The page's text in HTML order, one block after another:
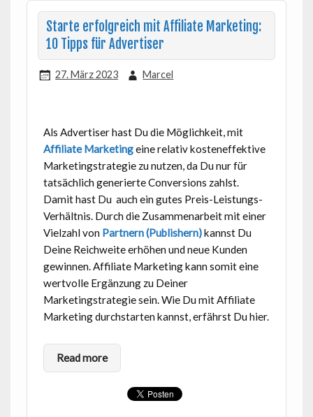
Starte erfolgreich mit Affiliate Marketing:
10 Tipps für Advertiser
27. März 2023 Marcel
Als Advertiser hast Du die Möglichkeit, mit
Affiliate Marketingeine relativ kosteneffektive
Marketingstrategie zu nutzen, da Du nur für
tatsächlich generierte Conversions zahlst.
Damit hast Du auch ein gutes Preis-Leistungs-
Verhältnis. Durch die Zusammenarbeit mit einer
Vielzahl von Partnern (Publishern)kannst Du
Deine Reichweite erhöhen und neue Kunden
gewinnen. Affiliate Marketing kann somit eine
wertvolle Ergänzung zu Deiner
Marketingstrategie sein. Wie Du mit Affiliate
Marketing durchstarten kannst, erfährst Du hier.
Read more